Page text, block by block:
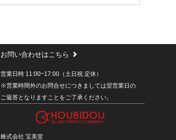
お問い合わせはこちら
営業日時 11:00~17:00（土日祝 定休）
※営業時間外のお問合せにつきましては翌営業日の
ご返答となりますことをご了承ください。
株式会社 宝美堂